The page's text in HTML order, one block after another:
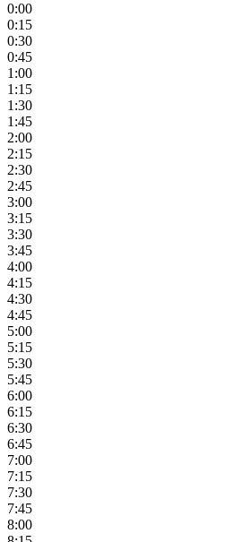
0:00
0:15
0:30
0:45
1:00
1:15
1:30
1:45
2:00
2:15
2:30
2:45
3:00
3:15
3:30
3:45
4:00
4:15
4:30
4:45
5:00
5:15
5:30
5:45
6:00
6:15
6:30
6:45
7:00
7:15
7:30
7:45
8:00